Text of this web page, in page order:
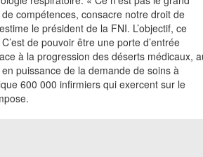
compétences, consacre notre droit de
le président de la FNI. L’objectif, ce
de pouvoir être une porte d’entrée
à la progression des déserts médicaux,
puissance de la demande de soins à
600 000 infirmiers qui exercent sur le